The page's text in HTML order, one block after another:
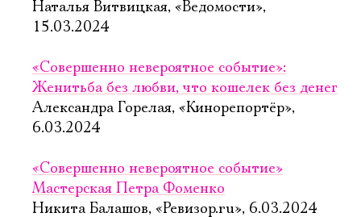
Наталья Витвицкая, «Ведомости»,
15.03.2024
«Совершенно невероятное событие»:
Женитьба без любви, что кошелек без денег
Александра Горелая, «Кинорепортёр»,
6.03.2024
«Совершенно невероятное событие»
Мастерская Петра Фоменко
Никита Балашов, «Ревизор.ru», 6.03.2024